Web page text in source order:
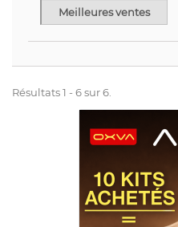
Meilleures ventes
Résultats 1 - 6 sur 6.